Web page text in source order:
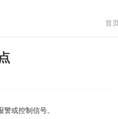
首
或控制信号。